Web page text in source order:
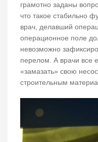
грамотно заданы
что такое стабильно
врач, делавший
операционное поле
невозможно
перелом. А врачи все
«замазать» свою
строительным